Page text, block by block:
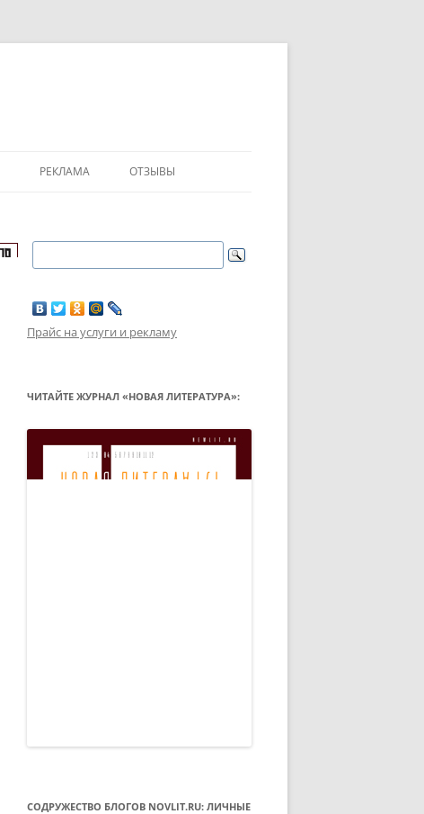
РЕКЛАМА ОТЗЫВЫ
Прайс на услуги и рекламу
ЧИТАЙТЕ ЖУРНАЛ «НОВАЯ ЛИТЕРАТУРА»:
СОДРУЖЕСТВО БЛОГОВ NOVLIT.RU: ЛИЧНЫЕ